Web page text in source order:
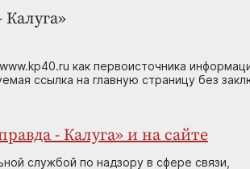
как первоисточника
ссылка на главную страницу без
- Калуга» и на сайте
службой по надзору в сфере связи,